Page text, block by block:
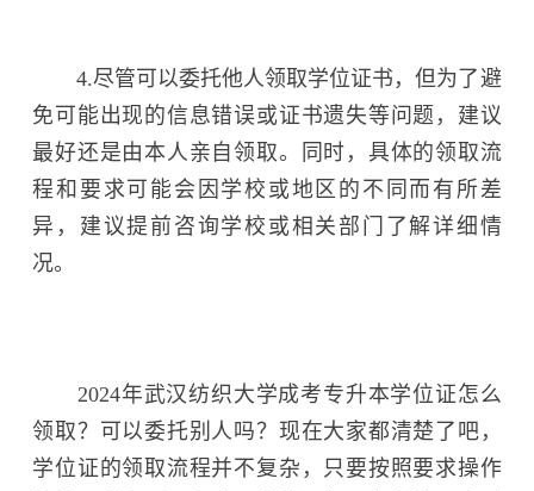
4.尽管可以委托他人领取学位证书，但为了避
免可能出现的信息错误或证书遗失等问题，建议
最好还是由本人亲自领取。同时，具体的领取流
程和要求可能会因学校或地区的不同而有所差
异，建议提前咨询学校或相关部门了解详细情
况。
2024年武汉纺织大学成考专升本学位证怎么
领取？可以委托别人吗？现在大家都清楚了吧，
学位证的领取流程并不复杂，只要按照要求操作